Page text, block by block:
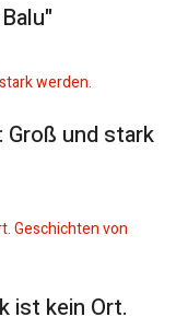
Groß und stark
ist kein Ort.